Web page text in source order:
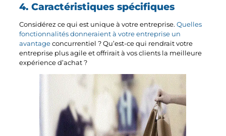
4. Caractéristiques spécifiques
Considérez ce qui est unique à votre entreprise.Quelles
fonctionnalités donneraient à votre entreprise un
avantage concurrentiel ? Qu’est-ce qui rendrait votre
entreprise plus agile et offrirait à vos clients la meilleure
expérience d’achat ?